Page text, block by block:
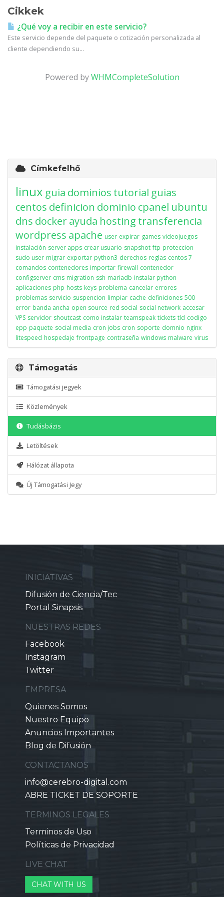
Cikkek
¿Qué voy a recibir en este servicio?
Este servicio depende del paquete o cotización personalizada al
cliente dependiendo su...
Powered byWHMCompleteSolution
Címkefelhő
linux guia dominios tutorial guias
centos definicion dominio cpanel ubuntu
dns dockerayuda hosting transferencia
wordpress apache user expirar games videojuegos
instalación server apps crear usuario snapshot ftp proteccion
sudo user migrar exportar python3 derechos reglas centos 7
comandos contenedores importar firewall contenedor
configserver cms migration ssh mariadb instalar python
aplicaciones php hosts keys problema cancelar errores
problemas servicio suspencion limpiar cache definiciones 500
error banda ancha open source red social social network accesar
VPS servidor shoutcast como instalar teamspeak tickets tld codigo
epp paquete social media cron jobs cron soporte domnio nginx
litespeed hospedaje frontpage contraseña windows malware virus
Támogatás
Támogatási jegyek
Közlemények
Tudásbázis
Letöltések
Hálózat állapota
Új Támogatási Jegy
INICIATIVAS
Difusión de Ciencia/Tec
Portal Sinapsis
NUESTRAS REDES
Facebook
Instagram
Twitter
EMPRESA
Quienes Somos
Nuestro Equipo
Anuncios Importantes
Blog de Difusión
CONTACTANOS
info@cerebro-digital.com
ABRE TICKET DE SOPORTE
TERMINOS LEGALES
Terminos de Uso
Políticas de Privacidad
LIVE CHAT
CHAT WITH US